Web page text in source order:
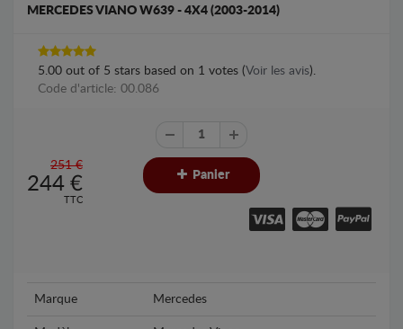
MERCEDES VIANO W639 - 4X4 (2003-2014)
5.00 out of 5 stars based on 1 votes (Voir les avis).
Code d'article: 00.086
251 €
244 €
TTC
Panier
Marque Mercedes